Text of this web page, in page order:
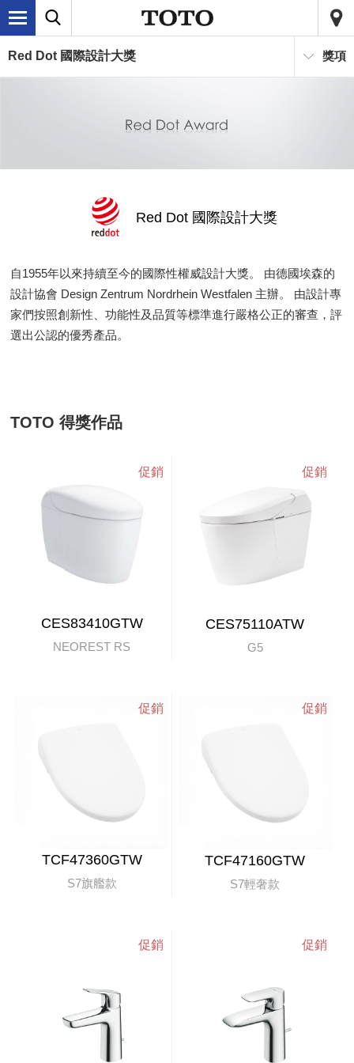
Red Dot 國際設計大獎 獎項
Red Dot 國際設計大獎
自1955年以來持續至今的國際性權威設計大獎。 由德國埃森的
設計協會 Design Zentrum Nordrhein Westfalen 主辦。 由設計專
家們按照創新性、功能性及品質等標準進行嚴格公正的審查，評
選出公認的優秀產品。
TOTO 得獎作品
CES83410GTW
NEOREST RS
CES75110ATW
G5
TCF47360GTW
S7旗艦款
TCF47160GTW
S7輕奢款